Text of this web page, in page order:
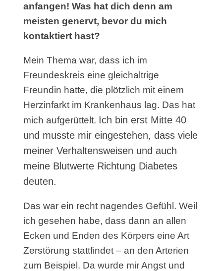
anfangen! Was hat dich denn am
meisten genervt, bevor du mich
kontaktiert hast?
Mein Thema war, dass ich im
Freundeskreis eine gleichaltrige
Freundin hatte, die plötzlich mit einem
Herzinfarkt im Krankenhaus lag. Das hat
mich aufgerüttelt. Ich bin erst Mitte 40
und musste mir eingestehen, dass viele
meiner Verhaltensweisen und auch
meine Blutwerte Richtung Diabetes
deuten.
Das war ein recht nagendes Gefühl. Weil
ich gesehen habe, dass dann an allen
Ecken und Enden des Körpers eine Art
Zerstörung stattfindet – an den Arterien
zum Beispiel. Da wurde mir Angst und